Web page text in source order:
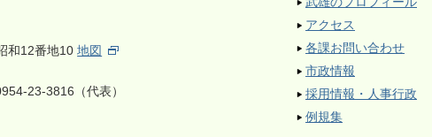
和12番地10地図
23-3816（代表）
アクセス
各課お問い合わせ
市政情報
採用情報・人事行政
例規集